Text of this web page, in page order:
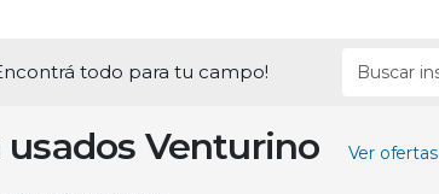
todo para tu campo!
usados Venturino Ver ofertas